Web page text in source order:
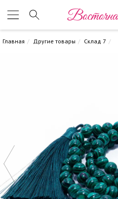
Главная Другие товары Склад 7